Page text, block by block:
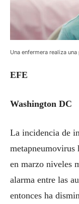
Una enfermera realiza
EFE
Washington DC
La incidencia de
metapneumovirus
en marzo niveles
alarma entre las
entonces ha